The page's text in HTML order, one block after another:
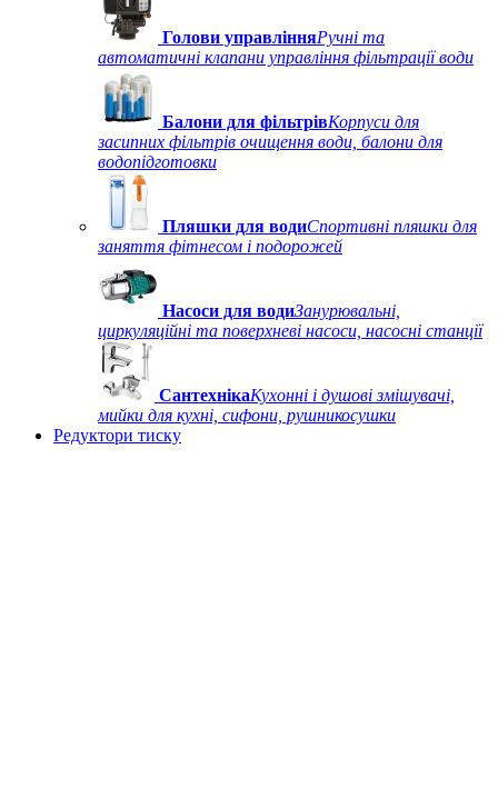
Голови управлінняРучні та
автоматичні клапани управління фільтрації води
Балони для фільтрівКорпуси для
засипних фільтрів очищення води, балони для
водопідготовки
Пляшки для водиСпортивні пляшки для
заняття фітнесом і подорожей
Насоси для водиЗанурювальні,
циркуляційні та поверхневі насоси, насосні станції
СантехнікаКухонні і душові змішувачі,
мийки для кухні, сифони, рушникосушки
Редуктори тиску